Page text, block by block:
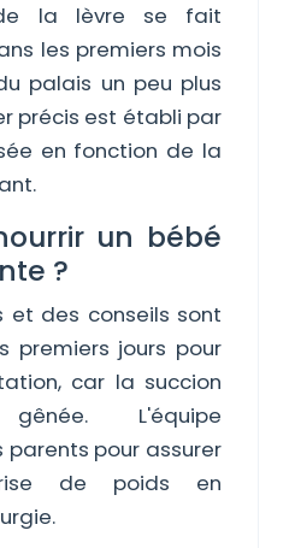
la lèvre se fait
les premiers mois
palais un peu plus
précis est établi par
en fonction de la
un bébé
?
et des conseils sont
premiers jours pour
car la succion
L'équipe
pour assurer
de poids en